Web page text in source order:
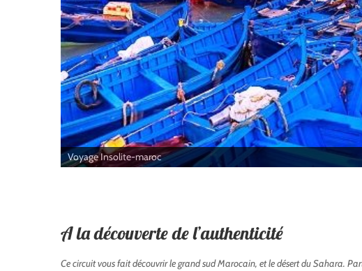
Voyage Insolite-maroc
A la découverte de l’authenticité
Ce circuit vous fait découvrir le grand sud Marocain, et le désert du Sahara.